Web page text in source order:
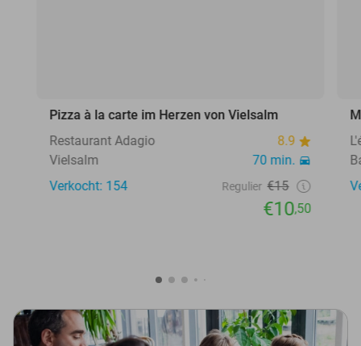
Pizza à la carte im Herzen von Vielsalm
Restaurant Adagio
8.9
Vielsalm
70 min.
Verkocht: 154
Regulier €15
€10,50